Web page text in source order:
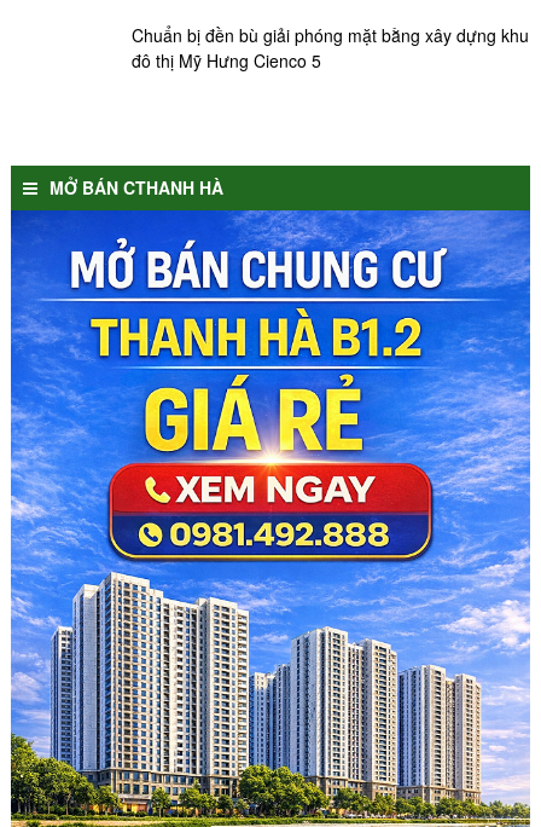
Chuẩn bị đền bù giải phóng mặt bằng xây dựng khu
đô thị Mỹ Hưng Cienco 5
MỞ BÁN CTHANH HÀ